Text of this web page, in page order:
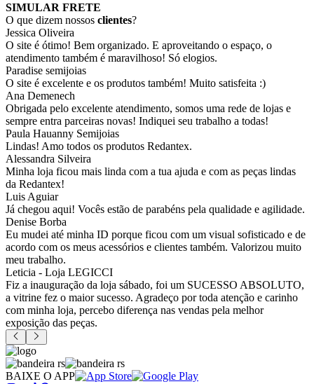
SIMULAR FRETE
O que dizem nossos clientes?
Jessica Oliveira
O site é ótimo! Bem organizado. E aproveitando o espaço, o
atendimento também é maravilhoso! Só elogios.
Paradise semijoias
O site é excelente e os produtos também! Muito satisfeita :)
Ana Demenech
Obrigada pelo excelente atendimento, somos uma rede de lojas e
sempre entra parceiras novas! Indiquei seu trabalho a todas!
Paula Hauanny Semijoias
Lindas! Amo todos os produtos Redantex.
Alessandra Silveira
Minha loja ficou mais linda com a tua ajuda e com as peças lindas
da Redantex!
Luis Aguiar
Já chegou aqui! Vocês estão de parabéns pela qualidade e agilidade.
Denise Borba
Eu mudei até minha ID porque ficou com um visual sofisticado e de
acordo com os meus acessórios e clientes também. Valorizou muito
meu trabalho.
Leticia - Loja LEGICCI
Fiz a inauguração da loja sábado, foi um SUCESSO ABSOLUTO,
a vitrine fez o maior sucesso. Agradeço por toda atenção e carinho
com minha loja, percebo diferença nas vendas pela melhor
exposição das peças.
BAIXE O APP